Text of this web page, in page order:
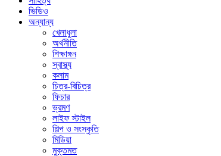
ভিডিও
অন্যান্য
খেলাধুলা
অর্থনীতি
শিক্ষাঙ্গন
স্বাস্থ্য
কলাম
চিত্র-বিচিত্র
ফিচার
ভ্রমণ
লাইফ স্টাইল
শিল্প ও সংস্কৃতি
মিডিয়া
মুক্তমত